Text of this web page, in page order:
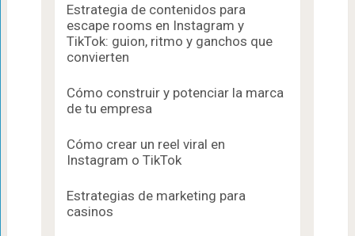
Estrategia de contenidos para
escape rooms en Instagram y
TikTok: guion, ritmo y ganchos que
convierten
Cómo construir y potenciar la marca
de tu empresa
Cómo crear un reel viral en
Instagram o TikTok
Estrategias de marketing para
casinos